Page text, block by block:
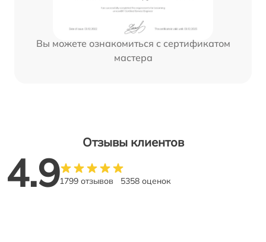
Вы можете ознакомиться с сертификатом
мастера
Отзывы клиентов
4.91799 отзывов 5358 оценок